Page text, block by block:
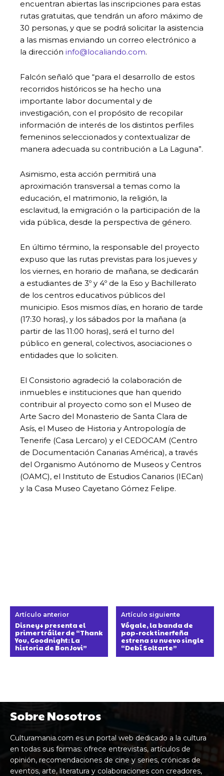
encuentran abiertas las inscripciones para estas
rutas gratuitas, que tendrán un aforo máximo de
30 personas, y que se podrá solicitar la asistencia
a las mismas enviando un correo electrónico a
la dirección info@localiando.com.
Falcón señaló que “para el desarrollo de estos
recorridos históricos se ha hecho una
importante labor documental y de
investigación, con el propósito de recopilar
información de interés de los distintos perfiles
femeninos seleccionados y contextualizar de
manera adecuada su contribución a La Laguna”.
Asimismo, esta acción permitirá una
aproximación transversal a temas como la
educación, el matrimonio, la religión, la
esclavitud, la emigración o la participación de la
vida pública, desde la perspectiva de género.
En último término, la responsable del proyecto
expuso que las rutas previstas para los jueves y
los viernes, en horario de mañana, se dedicarán
a estudiantes de 3º y 4º de la Eso y Bachillerato
de los centros educativos públicos del
municipio. Esos mismos días, en horario de tarde
(17:30 horas), y los sábados por la mañana (a
partir de las 11:00 horas), será el turno del
público en general, colectivos, asociaciones o
entidades que lo soliciten.
El Consistorio agradeció la colaboración de
inmuebles e instituciones que han querido
contribuir al proyecto como son el Museo de
Arte Sacro del Monasterio de Santa Clara de
Asís, el Museo de Historia y Antropología de
Tenerife (Casa Lercaro) y el CEDOCAM (Centro
de Documentación Canarias América), a través
del Organismo Autónomo de Museos y Centros
(OAMC), el Instituto de Estudios Canarios (IECan)
y la Casa Museo Cayetano Gómez Felipe.
Artículo anterior
Disney+ presenta el
primer tráiler de “Thank
You, Goodnight: La
historia de Bon Jovi”
Artículo siguiente
Vógale, la banda de
pop-rock tinerfeña
estrena su nuevo single
“Debí Soltarte”
Sobre Nosotros
Culturamania.com es un portal web dedicado a la cultura
en todas sus formas: ofrece entrevistas, artículos de
opinión, recomendaciones de cine y series, crónicas de
eventos, arte, literatura y colaboraciones con creadores,